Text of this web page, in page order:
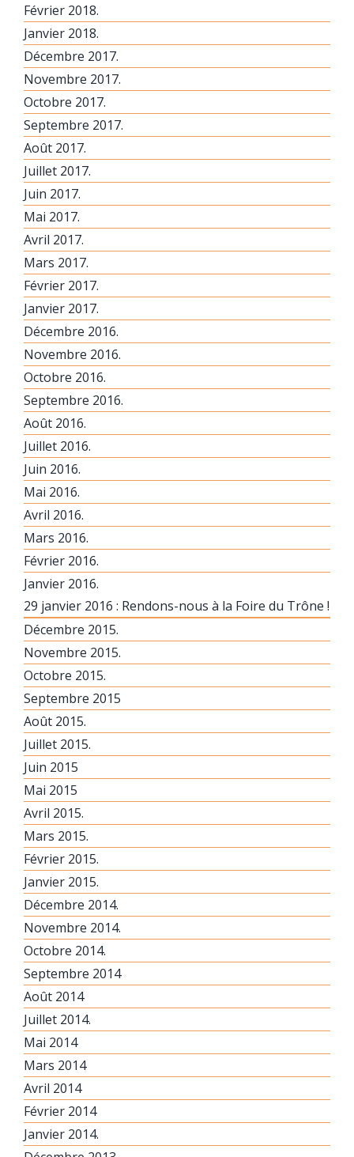
Février 2018.
Janvier 2018.
Décembre 2017.
Novembre 2017.
Octobre 2017.
Septembre 2017.
Août 2017.
Juillet 2017.
Juin 2017.
Mai 2017.
Avril 2017.
Mars 2017.
Février 2017.
Janvier 2017.
Décembre 2016.
Novembre 2016.
Octobre 2016.
Septembre 2016.
Août 2016.
Juillet 2016.
Juin 2016.
Mai 2016.
Avril 2016.
Mars 2016.
Février 2016.
Janvier 2016.
29 janvier 2016 : Rendons-nous à la Foire du Trône !
Décembre 2015.
Novembre 2015.
Octobre 2015.
Septembre 2015
Août 2015.
Juillet 2015.
Juin 2015
Mai 2015
Avril 2015.
Mars 2015.
Février 2015.
Janvier 2015.
Décembre 2014.
Novembre 2014.
Octobre 2014.
Septembre 2014
Août 2014
Juillet 2014.
Mai 2014
Mars 2014
Avril 2014
Février 2014
Janvier 2014.